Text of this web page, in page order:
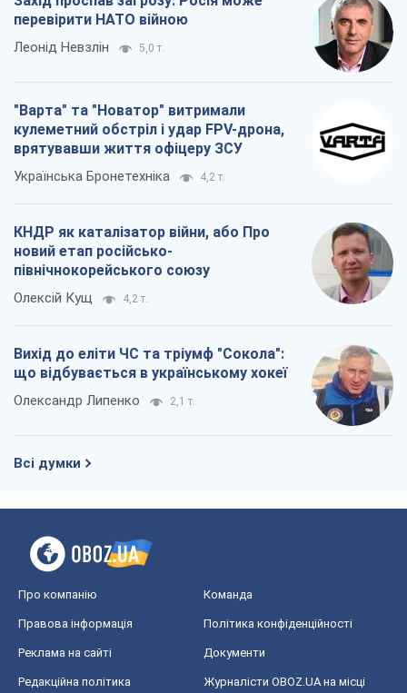
перевірити НАТО війною
Леонід Невзлін 5,0 т.
"Варта" та "Новатор" витримали
кулеметний обстріл і удар FPV-дрона,
врятувавши життя офіцеру ЗСУ
Українська Бронетехніка 4,2 т.
КНДР як каталізатор війни, або Про
новий етап російсько-
північнокорейського союзу
Олексій Кущ 4,2 т.
Вихід до еліти ЧС та тріумф "Сокола":
що відбувається в українському хокеї
Олександр Липенко 2,1 т.
Всі думки
Про компанію Команда
Правова інформація Політика конфіденційності
Реклама на сайті Документи
Редакційна політика
Журналісти OBOZ.UA на місці